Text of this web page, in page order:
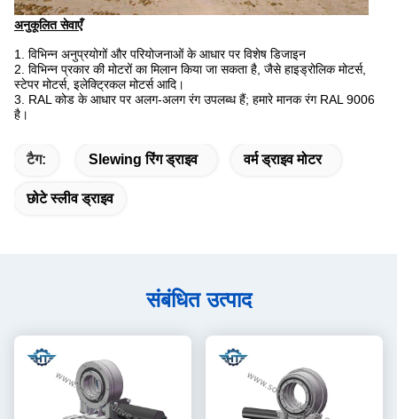
अनुकूलित सेवाएँ
1. विभिन्न अनुप्रयोगों और परियोजनाओं के आधार पर विशेष डिजाइन
2. विभिन्न प्रकार की मोटरों का मिलान किया जा सकता है, जैसे हाइड्रोलिक मोटर्स,
स्टेपर मोटर्स, इलेक्ट्रिकल मोटर्स आदि।
3. RAL कोड के आधार पर अलग-अलग रंग उपलब्ध हैं; हमारे मानक रंग RAL 9006
है।
टैग: Slewing रिंग ड्राइव वर्म ड्राइव मोटर
छोटे स्लीव ड्राइव
संबंधित उत्पाद